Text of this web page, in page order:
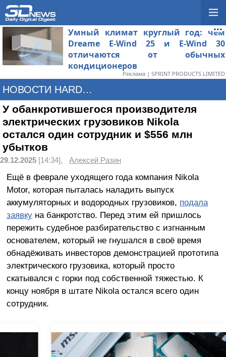
Умный климат круглый год: чем
Dreame E-Wind 25 и E-Wind 30
отличаются от обычных
кондиционеров
Реклама | SPRINT PRODUCTS LIMITED
НОВОСТИ HARDWARE
У обанкротившегося производителя
электрических грузовиков Nikola
остался один сотрудник и $556 млн
убытков
29.12.2025 [14:34], Алексей Разин
Ещё в феврале уходящего года компания Nikola
Motor, которая пыталась наладить выпуск
аккумуляторных и водородных грузовиков, подала
заявкуна банкротство. Перед этим ей пришлось
пережить судебное разбирательство с изгнанным
основателем, который не гнушался в своё время
обнадёживать инвесторов демонстрацией прототипа
электрического грузовика, который просто
скатывался с горки под собственной тяжестью. К
концу ноября в штате Nikola остался всего один
сотрудник.